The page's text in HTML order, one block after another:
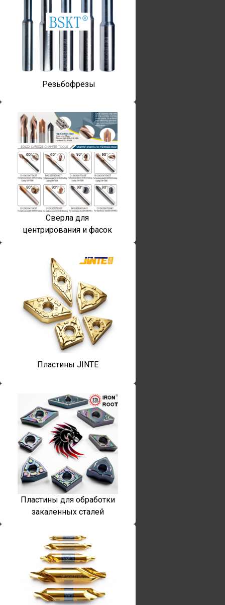
Резьбофрезы
Сверла для
центрирования и фасок
Пластины JINTE
Пластины для обработки
закаленных сталей